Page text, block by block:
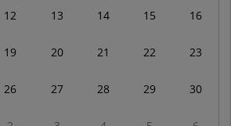
12 13 14 15 16
19 20 21 22 23
26 27 28 29 30